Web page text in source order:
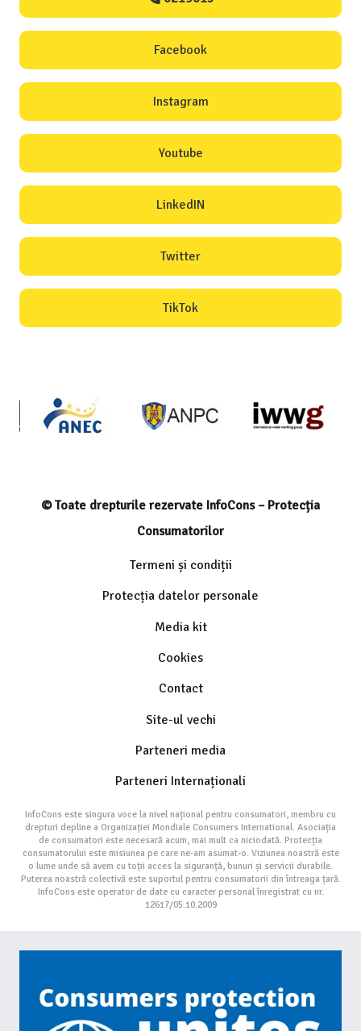
Facebook
Instagram
Youtube
LinkedIN
Twitter
TikTok
© Toate drepturile rezervate InfoCons – Protecția
Consumatorilor
Termeni și condiții
Protecția datelor personale
Media kit
Cookies
Contact
Site-ul vechi
Parteneri media
Parteneri Internaționali
InfoCons este singura voce la nivel național pentru consumatori, membru cu
drepturi depline a Organizației Mondiale Consumers International. Asociația
de consumatori este necesară acum, mai mult ca niciodată. Protecția
consumatorului este misiunea pe care ne-am asumat-o. Viziunea noastră este
o lume unde să avem cu toții acces la siguranță, bunuri și servicii durabile.
Puterea noastră colectivă este suportul pentru consumatorii din întreaga țară.
InfoCons este operator de date cu caracter personal înregistrat cu nr.
12617/05.10.2009